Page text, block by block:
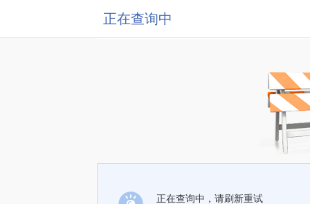
正在查询中
正在查询中，请刷新重试